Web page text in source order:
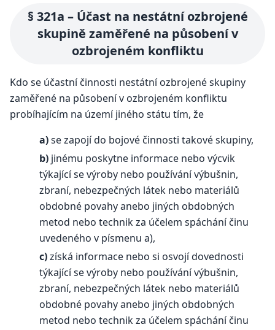
§ 321a – Účast na nestátní ozbrojené
skupině zaměřené na působení v
ozbrojeném konfliktu
Kdo se účastní činnosti nestátní ozbrojené skupiny
zaměřené na působení v ozbrojeném konfliktu
probíhajícím na území jiného státu tím, že
a)se zapojí do bojové činnosti takové skupiny,
b) jinému poskytne informace nebo výcvik
týkající se výroby nebo používání výbušnin,
zbraní, nebezpečných látek nebo materiálů
obdobné povahy anebo jiných obdobných
metod nebo technik za účelem spáchání činu
uvedeného v písmenu a),
c)získá informace nebo si osvojí dovednosti
týkající se výroby nebo používání výbušnin,
zbraní, nebezpečných látek nebo materiálů
obdobné povahy anebo jiných obdobných
metod nebo technik za účelem spáchání činu